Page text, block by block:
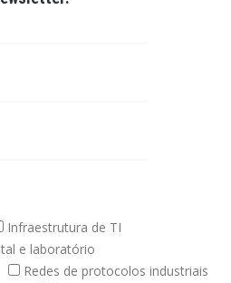
Infraestrutura de TI
e laboratório
Redes de protocolos industriais